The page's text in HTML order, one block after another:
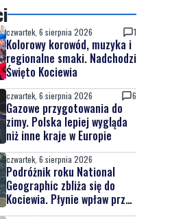
czwartek, 6 sierpnia 2026 1
Kolorowy korowód, muzyka i
regionalne smaki. Nadchodzi
Święto Kociewia
czwartek, 6 sierpnia 2026 6
Gazowe przygotowania do
zimy. Polska lepiej wygląda
niż inne kraje w Europie
czwartek, 6 sierpnia 2026
Podróżnik roku National
Geographic zbliża się do
Kociewia. Płynie wpław przez
całą Wisłę